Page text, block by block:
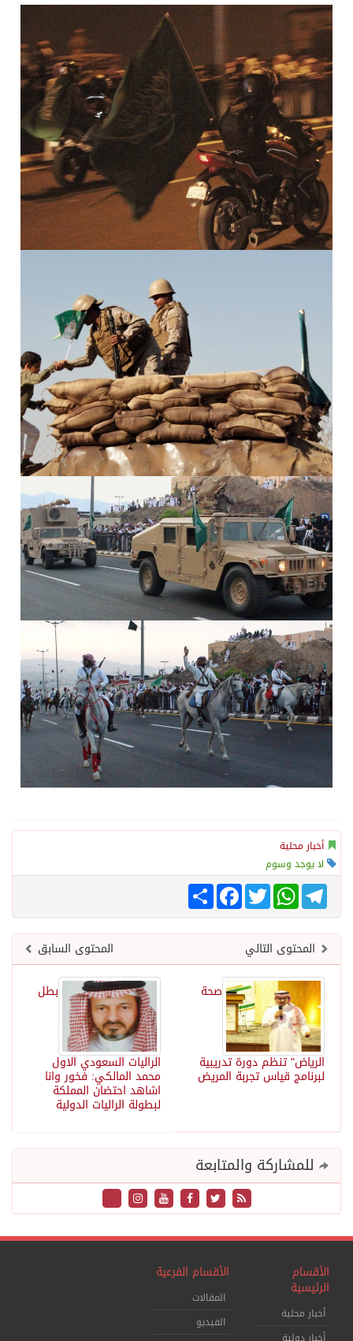
أخبار محلية
لا يوجد وسوم
انشر
FacebookTwitter
WhatsAppTelegram
المحتوى السابق
المحتوى التالي
بطل
الراليات السعودي الاول
محمد المالكي: فخور وانا
اشاهد احتضان المملكة
لبطولة الراليات الدولية
صحة
الرياض" تنظم دورة تدريبية
لبرنامج قياس تجربة المريض
للمشاركة والمتابعة
الأقسام
الرئيسية
أخبار محلية
الأقسام الفرعية
المقالات
الفيديو